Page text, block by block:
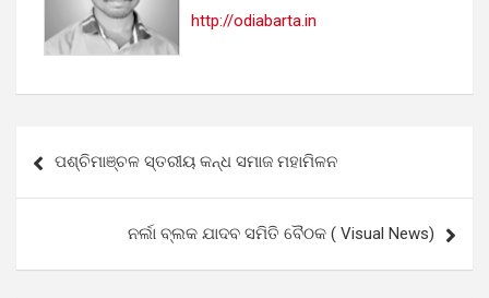
http://odiabarta.in
navigation
ପଶ୍ଚିମାଞ୍ଚଳ ସ୍ତରୀୟ କନ୍ଧ ସମାଜ ମହାମିଳନ
ନର୍ଲା ବ୍ଲକ ଯାଦବ ସମିତି ବୈଠକ ( Visual News)